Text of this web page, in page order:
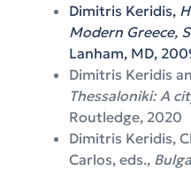
Dimitris Keridis,
Modern Greece,
Lanham, MD,
Dimitris Keridis
Thessaloniki: A
Routledge, 2020
Dimitris Keridis,
Carlos, eds.,